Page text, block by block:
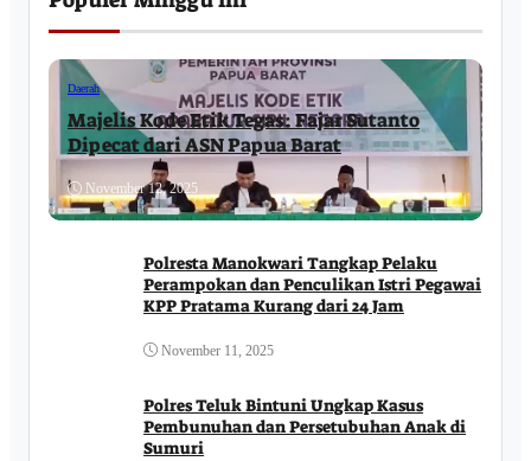
Daerah
Majelis Kode Etik Tegas: Fajar Sutanto
Dipecat dari ASN Papua Barat
November 12, 2025
Polresta Manokwari Tangkap Pelaku
Perampokan dan Penculikan Istri Pegawai
KPP Pratama Kurang dari 24 Jam
November 11, 2025
Polres Teluk Bintuni Ungkap Kasus
Pembunuhan dan Persetubuhan Anak di
Sumuri